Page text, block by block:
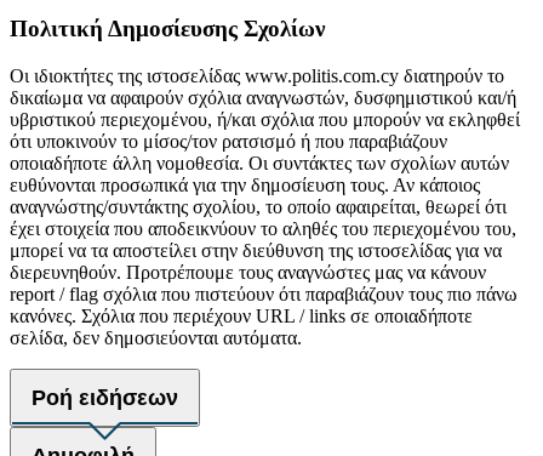
Πολιτική Δημοσίευσης Σχολίων
Οι ιδιοκτήτες της ιστοσελίδας www.politis.com.cy διατηρούν το
δικαίωμα να αφαιρούν σχόλια αναγνωστών, δυσφημιστικού και/ή
υβριστικού περιεχομένου, ή/και σχόλια που μπορούν να εκληφθεί
ότι υποκινούν το μίσος/τον ρατσισμό ή που παραβιάζουν
οποιαδήποτε άλλη νομοθεσία. Οι συντάκτες των σχολίων αυτών
ευθύνονται προσωπικά για την δημοσίευση τους. Αν κάποιος
αναγνώστης/συντάκτης σχολίου, το οποίο αφαιρείται, θεωρεί ότι
έχει στοιχεία που αποδεικνύουν το αληθές του περιεχομένου του,
μπορεί να τα αποστείλει στην διεύθυνση της ιστοσελίδας για να
διερευνηθούν. Προτρέπουμε τους αναγνώστες μας να κάνουν
report / flag σχόλια που πιστεύουν ότι παραβιάζουν τους πιο πάνω
κανόνες. Σχόλια που περιέχουν URL / links σε οποιαδήποτε
σελίδα, δεν δημοσιεύονται αυτόματα.
Ροή ειδήσεων